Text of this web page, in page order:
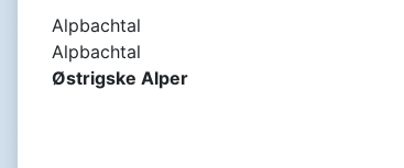
Alpbachtal
Alpbachtal
Østrigske Alper